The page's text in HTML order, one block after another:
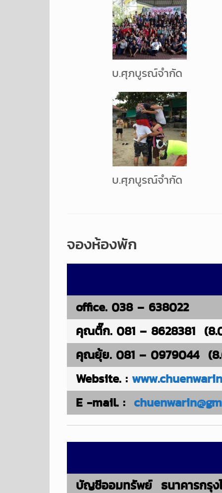
บ.ศุภบูรณ์จำกัด
บ.ศุภบูรณ์จำกัด
จองห้องพัก
office. 038 – 638022
คุณติ๊ก. 081 – 8628381
คุณยุ้ย. 081 – 0979044
Website. :
E -mail. :
บัญชีออมทรัพย์ ธนาคารกรุง